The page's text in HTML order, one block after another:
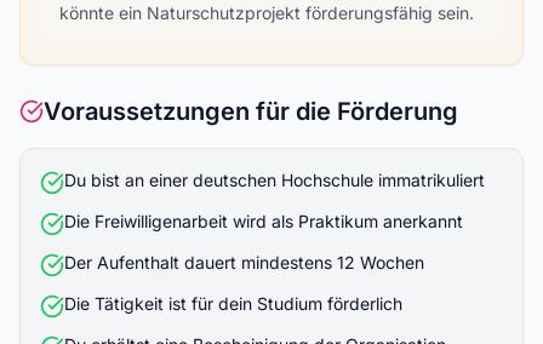
könnte ein Naturschutzprojekt förderungsfähig sein.
Voraussetzungen für die Förderung
Du bist an einer deutschen Hochschule immatrikuliert
Die Freiwilligenarbeit wird als Praktikum anerkannt
Der Aufenthalt dauert mindestens 12 Wochen
Die Tätigkeit ist für dein Studium förderlich